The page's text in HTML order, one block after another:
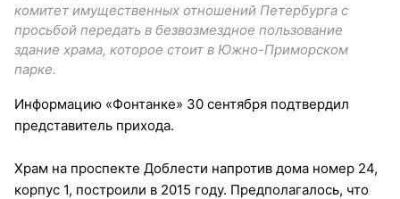
комитет имущественных отношений Петербурга с
просьбой передать в безвозмездное пользование
здание храма, которое стоит в Южно-Приморском
парке.
Информацию «Фонтанке» 30 сентября подтвердил
представитель прихода.
Храм на проспекте Доблести напротив дома номер 24,
корпус 1, построили в 2015 году. Предполагалось, что